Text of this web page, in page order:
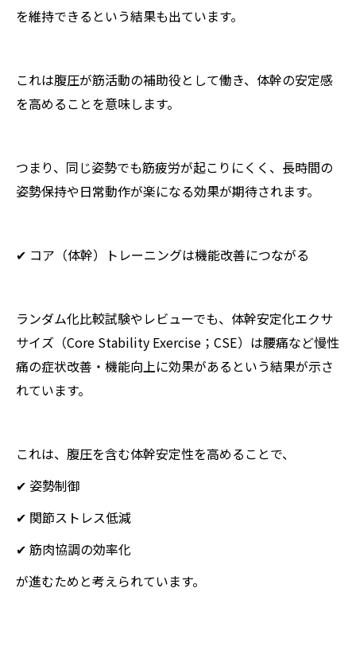
を維持できるという結果も出ています。
これは腹圧が筋活動の補助役として働き、体幹の安定感
を高めることを意味します。
つまり、同じ姿勢でも筋疲労が起こりにくく、長時間の
姿勢保持や日常動作が楽になる効果が期待されます。
✔ コア（体幹）トレーニングは機能改善につながる
ランダム化比較試験やレビューでも、体幹安定化エクサ
サイズ（Core Stability Exercise；CSE）は腰痛など慢性
痛の症状改善・機能向上に効果があるという結果が示さ
れています。
これは、腹圧を含む体幹安定性を高めることで、
✔ 姿勢制御
✔ 関節ストレス低減
✔ 筋肉協調の効率化
が進むためと考えられています。